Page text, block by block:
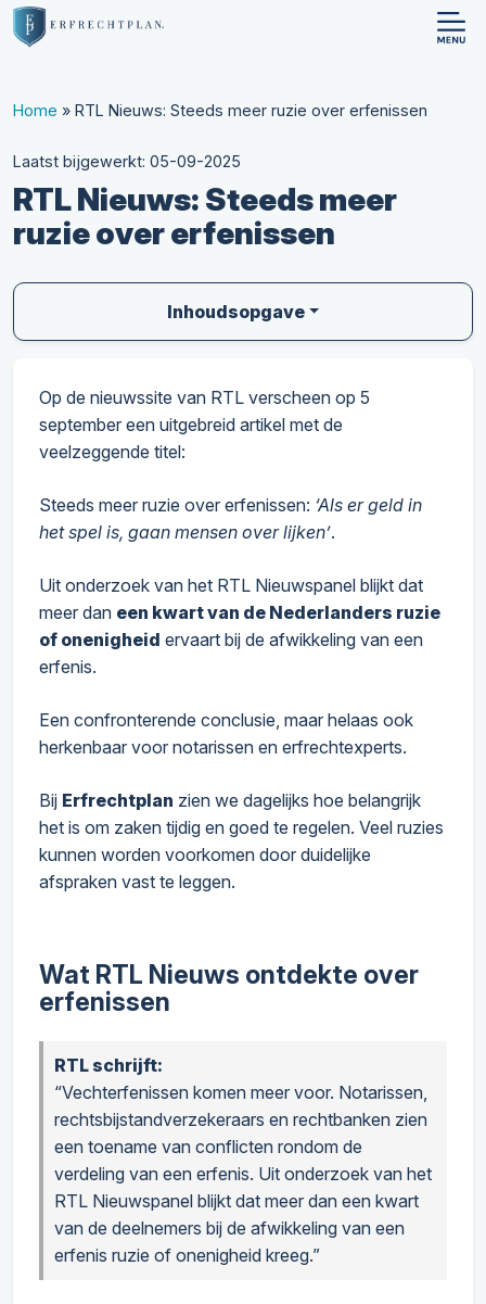
Home » RTL Nieuws: Steeds meer ruzie over erfenissen
Laatst bijgewerkt: 05-09-2025
RTL Nieuws: Steeds meer
ruzie over erfenissen
Inhoudsopgave
Op de nieuwssite van RTL verscheen op 5
september een uitgebreid artikel met de
veelzeggende titel:
Steeds meer ruzie over erfenissen: ‘Als er geld in
het spel is, gaan mensen over lijken’.
Uit onderzoek van het RTL Nieuwspanel blijkt dat
meer dan een kwart van de Nederlanders ruzie
of onenigheid ervaart bij de afwikkeling van een
erfenis.
Een confronterende conclusie, maar helaas ook
herkenbaar voor notarissen en erfrechtexperts.
Bij Erfrechtplan zien we dagelijks hoe belangrijk
het is om zaken tijdig en goed te regelen. Veel ruzies
kunnen worden voorkomen door duidelijke
afspraken vast te leggen.
Wat RTL Nieuws ontdekte over
erfenissen
RTL schrijft:
“Vechterfenissen komen meer voor. Notarissen,
rechtsbijstandverzekeraars en rechtbanken zien
een toename van conflicten rondom de
verdeling van een erfenis. Uit onderzoek van het
RTL Nieuwspanel blijkt dat meer dan een kwart
van de deelnemers bij de afwikkeling van een
erfenis ruzie of onenigheid kreeg.”